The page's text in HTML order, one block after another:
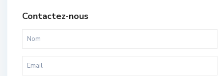
Contactez-nous